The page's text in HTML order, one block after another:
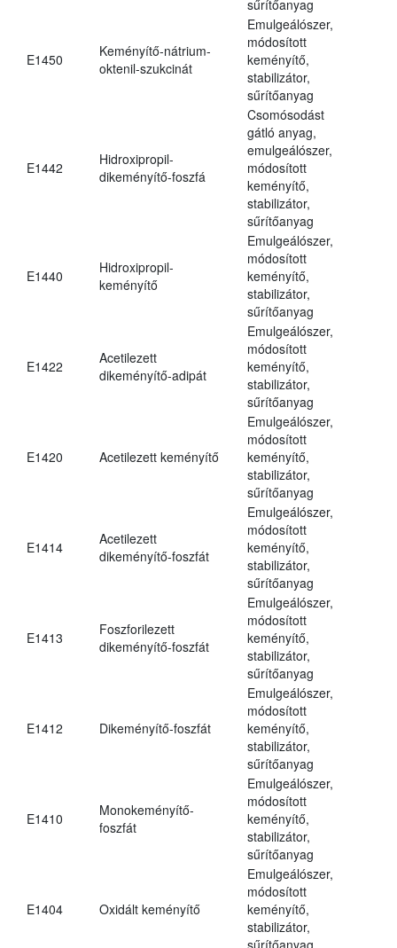
sűrítőanyag
E1450
Keményítő-nátrium-
oktenil-szukcinát
Emulgeálószer,
módosított
keményítő,
stabilizátor,
sűrítőanyag
E1442
Hidroxipropil-
dikeményítő-foszfá
Csomósodást
gátló anyag,
emulgeálószer,
módosított
keményítő,
stabilizátor,
sűrítőanyag
E1440
Hidroxipropil-
keményítő
Emulgeálószer,
módosított
keményítő,
stabilizátor,
sűrítőanyag
E1422
Acetilezett
dikeményítő-adipát
Emulgeálószer,
módosított
keményítő,
stabilizátor,
sűrítőanyag
E1420 Acetilezett keményítő
Emulgeálószer,
módosított
keményítő,
stabilizátor,
sűrítőanyag
E1414
Acetilezett
dikeményítő-foszfát
Emulgeálószer,
módosított
keményítő,
stabilizátor,
sűrítőanyag
E1413
Foszforilezett
dikeményítő-foszfát
Emulgeálószer,
módosított
keményítő,
stabilizátor,
sűrítőanyag
E1412 Dikeményítő-foszfát
Emulgeálószer,
módosított
keményítő,
stabilizátor,
sűrítőanyag
E1410
Monokeményítő-
foszfát
Emulgeálószer,
módosított
keményítő,
stabilizátor,
sűrítőanyag
E1404 Oxidált keményítő
Emulgeálószer,
módosított
keményítő,
stabilizátor,
sűrítőanyag